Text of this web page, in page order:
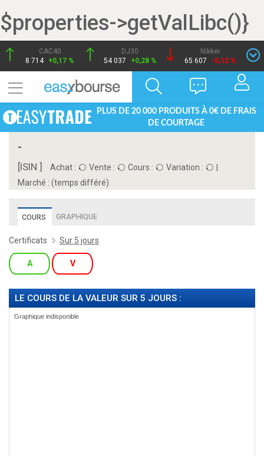
$properties->getValLibc()}
CAC40
8 714 +0,17 %
DJ30
54 037
+0,28 %
Nikkei
65 607
-0,12 %
PLUS DE 20 000 PRODUITS À 0€ DE FRAIS
DE COURTAGE
-
[ISIN ] Achat : Vente : Cours : Variation :
Marché : (temps différé)
COURS GRAPHIQUE
Certificats Sur 5 jours
A V
LE COURS DE LA VALEUR SUR 5 JOURS :